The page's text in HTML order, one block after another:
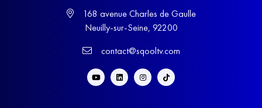
168 avenue Charles de Gaulle
Neuilly-sur-Seine, 92200
contact@sqooltv.com